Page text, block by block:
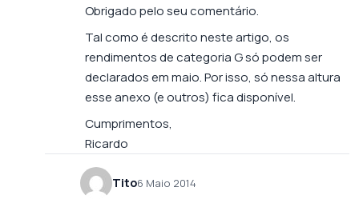
Obrigado pelo seu comentário.
Tal como é descrito neste artigo, os
rendimentos de categoria G só podem ser
declarados em maio. Por isso, só nessa altura
esse anexo (e outros) fica disponível.
Cumprimentos,
Ricardo
Tito6 Maio 2014